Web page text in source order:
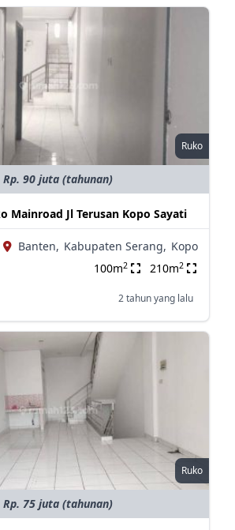
Ruko
Rp. 90 juta (tahunan)
Mainroad Jl Terusan Kopo Sayati
Banten, Kabupaten Serang, Kopo
100m2 210m2
2 tahun yang lalu
Ruko
Rp. 75 juta (tahunan)